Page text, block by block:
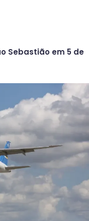
Sebastião em 5 de